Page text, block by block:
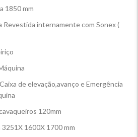
1850 mm
Revestida internamente com Sonex (
de elevação,avanço e Emergência
120mm
1600X 1700 mm